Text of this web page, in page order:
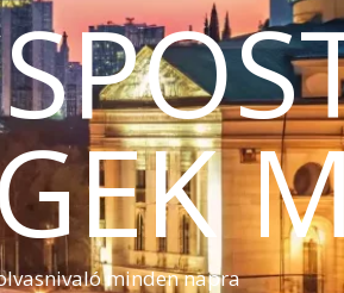
minden napra